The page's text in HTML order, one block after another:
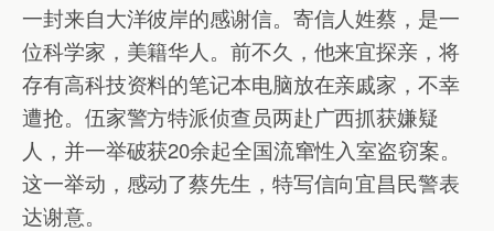
一封来自大洋彼岸的感谢信。寄信人姓蔡，是一
位科学家，美籍华人。前不久，他来宜探亲，将
存有高科技资料的笔记本电脑放在亲戚家，不幸
遭抢。伍家警方特派侦查员两赴广西抓获嫌疑
人，并一举破获20余起全国流窜性入室盗窃案。
这一举动，感动了蔡先生，特写信向宜昌民警表
达谢意。